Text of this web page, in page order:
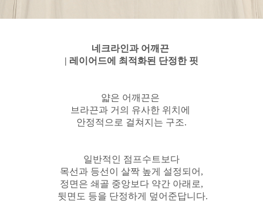
네크라인과 어깨끈
| 레이어드에 최적화된 단정한 핏
얇은 어깨끈은
브라끈과 거의 유사한 위치에
안정적으로 걸쳐지는 구조.
일반적인 점프수트보다
목선과 등선이 살짝 높게 설정되어,
정면은 쇄골 중앙보다 약간 아래로,
뒷면도 등을 단정하게 덮어준답니다.